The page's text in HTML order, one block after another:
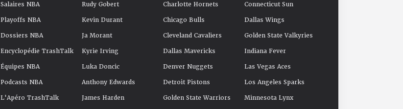
Salaires NBA
Playoffs NBA
Dossiers NBA
Encyclopédie TrashTalk
Équipes NBA
Podcasts NBA
L'Apéro TrashTalk
Rudy Gobert
Kevin Durant
Ja Morant
Kyrie Irving
Luka Doncic
Anthony Edwards
James Harden
Charlotte Hornets
Chicago Bulls
Cleveland Cavaliers
Dallas Mavericks
Denver Nuggets
Detroit Pistons
Golden State Warriors
Connecticut Sun
Dallas Wings
Golden State Valkyries
Indiana Fever
Las Vegas Aces
Los Angeles Sparks
Minnesota Lynx